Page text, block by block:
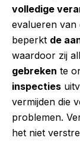
volledige
evalueren van
beperkt de
waardoor zij
gebreken te
inspecties
vermijden die
problemen.
het niet